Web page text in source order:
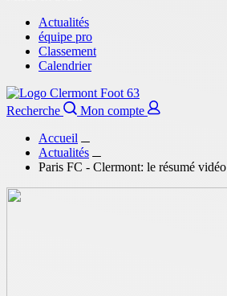
Actualités
équipe pro
Classement
Calendrier
Recherche
Mon compte
Accueil
Actualités
Paris FC - Clermont: le résumé vidéo